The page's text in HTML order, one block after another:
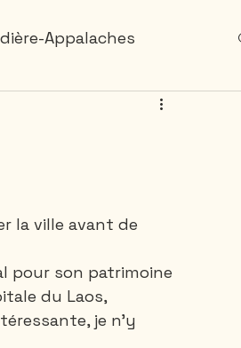
Appalaches
la ville avant de
pour son patrimoine
du Laos,
je n'y